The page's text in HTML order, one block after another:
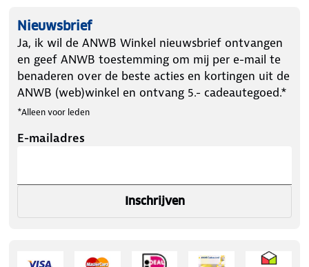
Nieuwsbrief
Ja, ik wil de ANWB Winkel nieuwsbrief ontvangen
en geef ANWB toestemming om mij per e-mail te
benaderen over de beste acties en kortingen uit de
ANWB (web)winkel en ontvang 5.- cadeautegoed.*
*Alleen voor leden
E-mailadres
Inschrijven